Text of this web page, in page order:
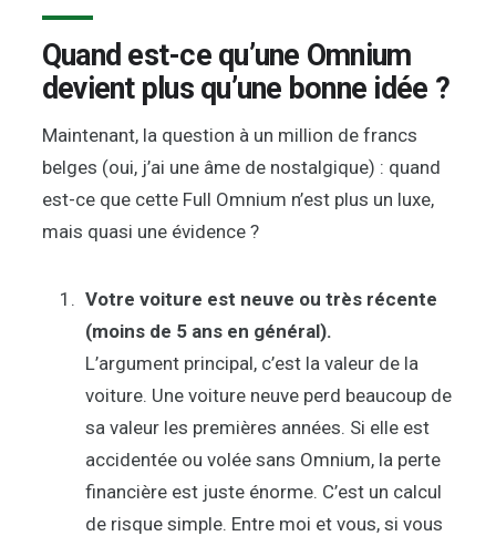
Quand est-ce qu’une Omnium
devient plus qu’une bonne idée ?
Maintenant, la question à un million de francs
belges (oui, j’ai une âme de nostalgique) : quand
est-ce que cette Full Omnium n’est plus un luxe,
mais quasi une évidence ?
Votre voiture est neuve ou très récente
(moins de 5 ans en général).
L’argument principal, c’est la valeur de la
voiture. Une voiture neuve perd beaucoup de
sa valeur les premières années. Si elle est
accidentée ou volée sans Omnium, la perte
financière est juste énorme. C’est un calcul
de risque simple. Entre moi et vous, si vous